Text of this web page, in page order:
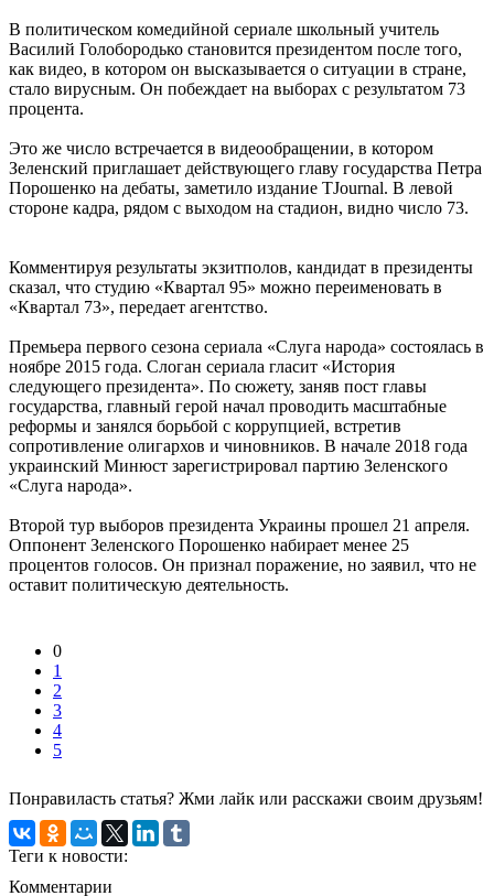
В политическом комедийной сериале школьный учитель
Василий Голобородько становится президентом после того,
как видео, в котором он высказывается о ситуации в стране,
стало вирусным. Он побеждает на выборах с результатом 73
процента.
Это же число встречается в видеообращении, в котором
Зеленский приглашает действующего главу государства Петра
Порошенко на дебаты, заметило издание TJournal. В левой
стороне кадра, рядом с выходом на стадион, видно число 73.
Комментируя результаты экзитполов, кандидат в президенты
сказал, что студию «Квартал 95» можно переименовать в
«Квартал 73», передает агентство.
Премьера первого сезона сериала «Слуга народа» состоялась в
ноябре 2015 года. Слоган сериала гласит «История
следующего президента». По сюжету, заняв пост главы
государства, главный герой начал проводить масштабные
реформы и занялся борьбой с коррупцией, встретив
сопротивление олигархов и чиновников. В начале 2018 года
украинский Минюст зарегистрировал партию Зеленского
«Слуга народа».
Второй тур выборов президента Украины прошел 21 апреля.
Оппонент Зеленского Порошенко набирает менее 25
процентов голосов. Он признал поражение, но заявил, что не
оставит политическую деятельность.
0
1
2
3
4
5
Понравиласть статья? Жми лайк или расскажи своим друзьям!
Теги к новости:
Комментарии